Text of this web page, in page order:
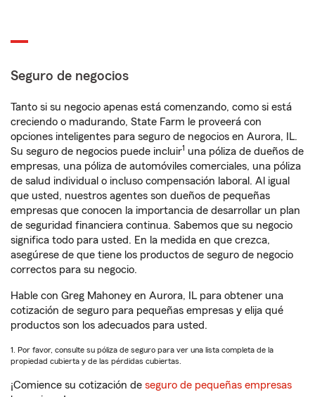
Seguro de negocios
Tanto si su negocio apenas está comenzando, como si está
creciendo o madurando, State Farm le proveerá con
opciones inteligentes para seguro de negocios en Aurora, IL.
Su seguro de negocios puede incluir1 una póliza de dueños de
empresas, una póliza de automóviles comerciales, una póliza
de salud individual o incluso compensación laboral. Al igual
que usted, nuestros agentes son dueños de pequeñas
empresas que conocen la importancia de desarrollar un plan
de seguridad financiera continua. Sabemos que su negocio
significa todo para usted. En la medida en que crezca,
asegúrese de que tiene los productos de seguro de negocio
correctos para su negocio.
Hable con Greg Mahoney en Aurora, IL para obtener una
cotización de seguro para pequeñas empresas y elija qué
productos son los adecuados para usted.
1. Por favor, consulte su póliza de seguro para ver una lista completa de la
propiedad cubierta y de las pérdidas cubiertas.
¡Comience su cotización de seguro de pequeñas empresas